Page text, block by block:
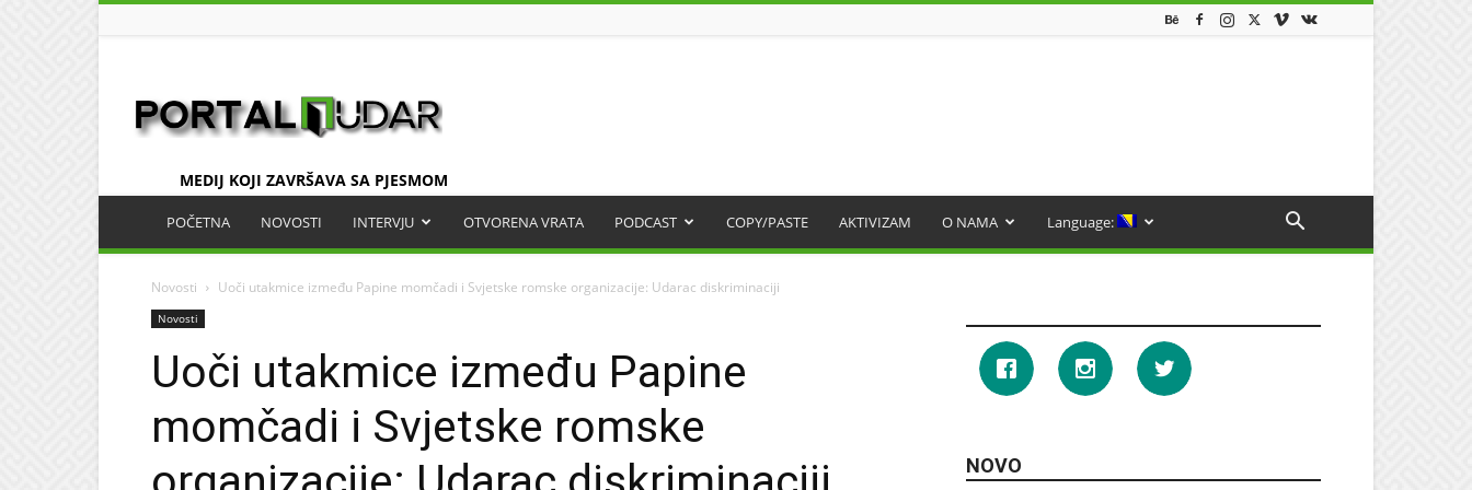
MEDIJ KOJI ZAVRŠAVA SA PJESMOM
POČETNA NOVOSTI INTERVJU OTVORENA VRATA PODCAST COPY/PASTE AKTIVIZAM O NAMA Language:
Novosti Uoči utakmice između Papine momčadi i Svjetske romske organizacije: Udarac diskriminaciji
Novosti
Uoči utakmice između Papine
momčadi i Svjetske romske
NOVO